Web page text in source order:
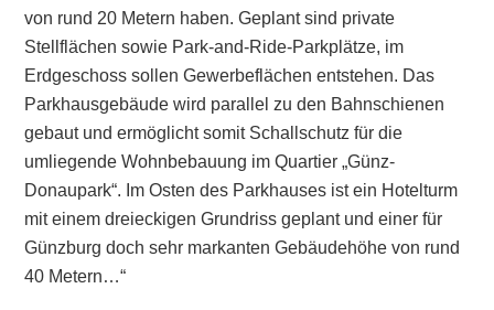
von rund 20 Metern haben. Geplant sind private
Stellflächen sowie Park-and-Ride-Parkplätze, im
Erdgeschoss sollen Gewerbeflächen entstehen. Das
Parkhausgebäude wird parallel zu den Bahnschienen
gebaut und ermöglicht somit Schallschutz für die
umliegende Wohnbebauung im Quartier „Günz-
Donaupark“. Im Osten des Parkhauses ist ein Hotelturm
mit einem dreieckigen Grundriss geplant und einer für
Günzburg doch sehr markanten Gebäudehöhe von rund
40 Metern…“